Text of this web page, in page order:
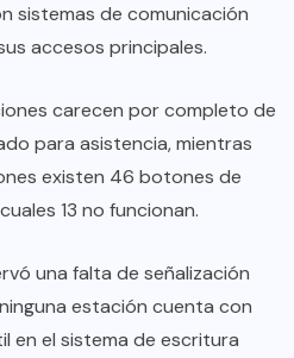
sistemas de comunicación
accesos principales.
carecen por completo de
para asistencia, mientras
existen 46 botones de
13 no funcionan.
una falta de señalización
estación cuenta con
en el sistema de escritura